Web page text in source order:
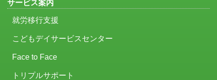
サービス案内
就労移行支援
こどもデイサービスセンター
Face to Face
トリプルサポート